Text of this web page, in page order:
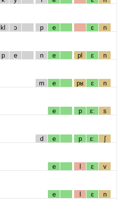
kl ɔ p e ɛ n
p e n e pl ɛ n
m e pʁ ɛ n
e p ɛː s
d e p ɛː ʃ
e l ɛ v
e l ɛ n